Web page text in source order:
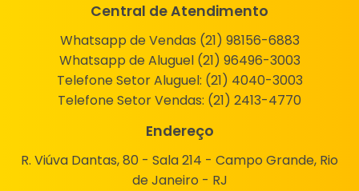
Central de Atendimento
Whatsapp de Vendas (21) 98156-6883
Whatsapp de Aluguel (21) 96496-3003
Telefone Setor Aluguel: (21) 4040-3003
Telefone Setor Vendas: (21) 2413-4770
Endereço
R. Viúva Dantas, 80 - Sala 214 - Campo Grande, Rio
de Janeiro - RJ